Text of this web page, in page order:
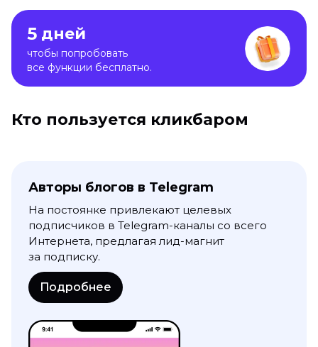
5 дней
чтобы попробовать
все функции бесплатно.
Кто пользуется кликбаром
Авторы блогов в Telegram
На постоянке привлекают целевых
подписчиков в Telegram-каналы со всего
Интернета, предлагая лид-магнит
за подписку.
Подробнее